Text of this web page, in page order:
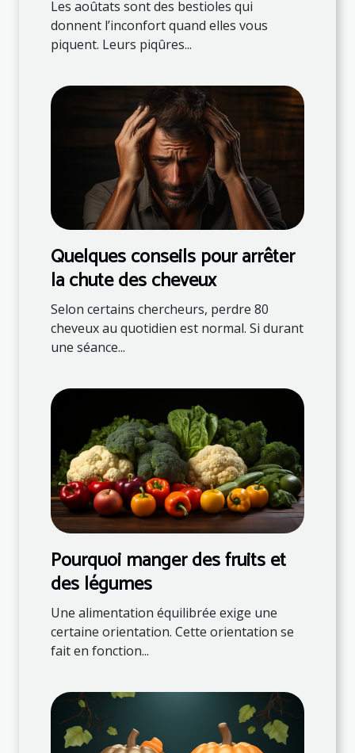
Les aoûtats sont des bestioles qui
donnent l’inconfort quand elles vous
piquent. Leurs piqûres...
Quelques conseils pour arrêter
la chute des cheveux
Selon certains chercheurs, perdre 80
cheveux au quotidien est normal. Si durant
une séance...
Pourquoi manger des fruits et
des légumes
Une alimentation équilibrée exige une
certaine orientation. Cette orientation se
fait en fonction...